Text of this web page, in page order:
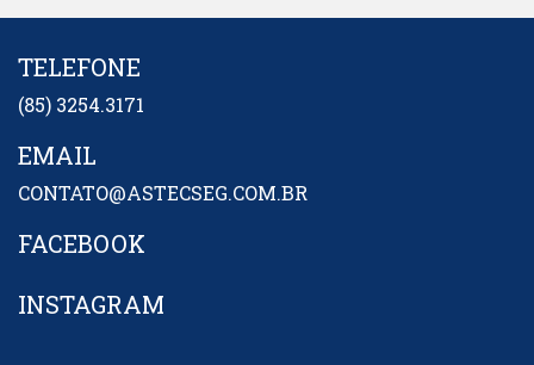
TELEFONE
(85) 3254.3171
EMAIL
CONTATO@ASTECSEG.COM.BR
FACEBOOK
INSTAGRAM